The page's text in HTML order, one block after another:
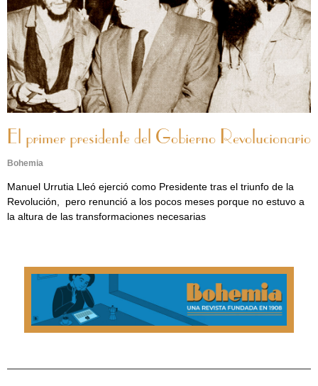
El primer presidente del Gobierno Revolucionario
Bohemia
Manuel Urrutia Lleó ejerció como Presidente tras el triunfo de la
Revolución, pero renunció a los pocos meses porque no estuvo a
la altura de las transformaciones necesarias